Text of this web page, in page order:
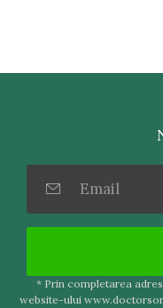
* Prin completarea
website-ului